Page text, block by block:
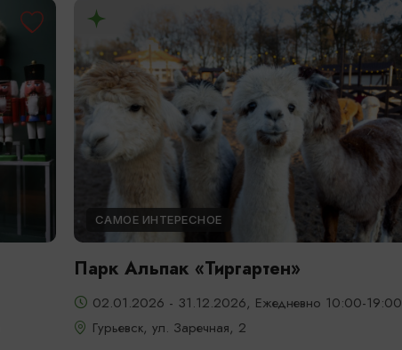
САМОЕ ИНТЕРЕСНОЕ
Парк Альпак «Тиргартен»
02.01.2026 - 31.12.2026, Ежедневно 10:00-19:00
Гурьевск, ул. Заречная, 2